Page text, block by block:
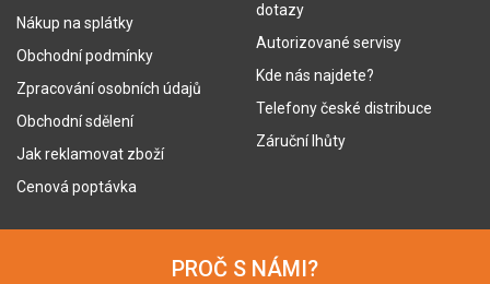
Nákup na splátky
Obchodní podmínky
Zpracování osobních údajů
Obchodní sdělení
Jak reklamovat zboží
Cenová poptávka
dotazy
Autorizované servisy
Kde nás najdete?
Telefony české distribuce
Záruční lhůty
PROČ S NÁMI?